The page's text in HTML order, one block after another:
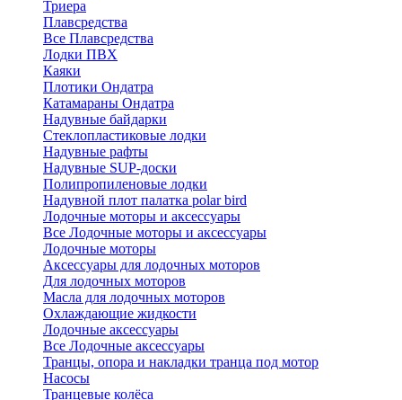
Триера
Плавсредства
Все Плавсредства
Лодки ПВХ
Каяки
Плотики Ондатра
Катамараны Ондатра
Надувные байдарки
Стеклопластиковые лодки
Надувные рафты
Надувные SUP-доски
Полипропиленовые лодки
Надувной плот палатка polar bird
Лодочные моторы и аксессуары
Все Лодочные моторы и аксессуары
Лодочные моторы
Аксессуары для лодочных моторов
Для лодочных моторов
Масла для лодочных моторов
Охлаждающие жидкости
Лодочные аксессуары
Все Лодочные аксессуары
Транцы, опора и накладки транца под мотор
Насосы
Транцевые колёса